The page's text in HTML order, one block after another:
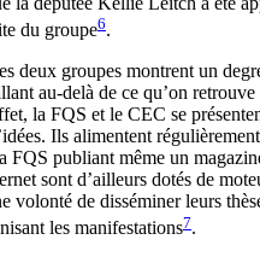
du groupe6.
deux groupes montrent un
au-delà de ce qu’on retrouve
la FQS et le CEC se
Ils alimentent
FQS publiant même un
sont d’ailleurs dotés de
volonté de disséminer leurs
les manifestations7.